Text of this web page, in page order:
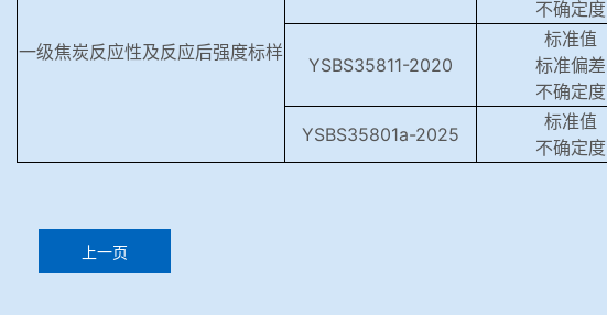
一级焦炭反应性及反应后强度标样
不确定度
YSBS35811-2020
标准值
标准偏差
不确定度
YSBS35801a-2025
标准值
不确定度
上一页